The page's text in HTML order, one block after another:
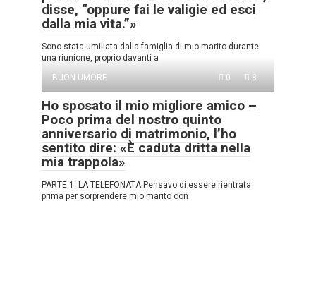
disse, “oppure fai le valigie ed esci
dalla mia vita.”»
Sono stata umiliata dalla famiglia di mio marito durante
una riunione, proprio davanti a
BUON UMORE
0 8
Ho sposato il mio migliore amico –
Poco prima del nostro quinto
anniversario di matrimonio, l’ho
sentito dire: «È caduta dritta nella
mia trappola»
PARTE 1: LA TELEFONATA Pensavo di essere rientrata
prima per sorprendere mio marito con